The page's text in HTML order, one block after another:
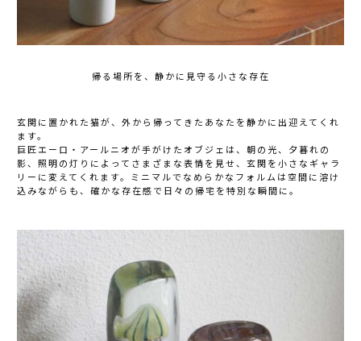
帰る場所を、静かに見守る小さな存在
玄関に置かれた猫が、外から帰ってきたあなたを静かに出迎えてくれ
ます。
巨匠エーロ・アールニオが手がけたオブジェは、朝の光、夕暮れの
影、照明の灯りによってさまざまな表情を見せ、玄関を小さなギャラ
リーに変えてくれます。ミニマルでなめらかなフォルムは空間に溶け
込みながらも、確かな存在感で日々の帰宅を特別な瞬間に。